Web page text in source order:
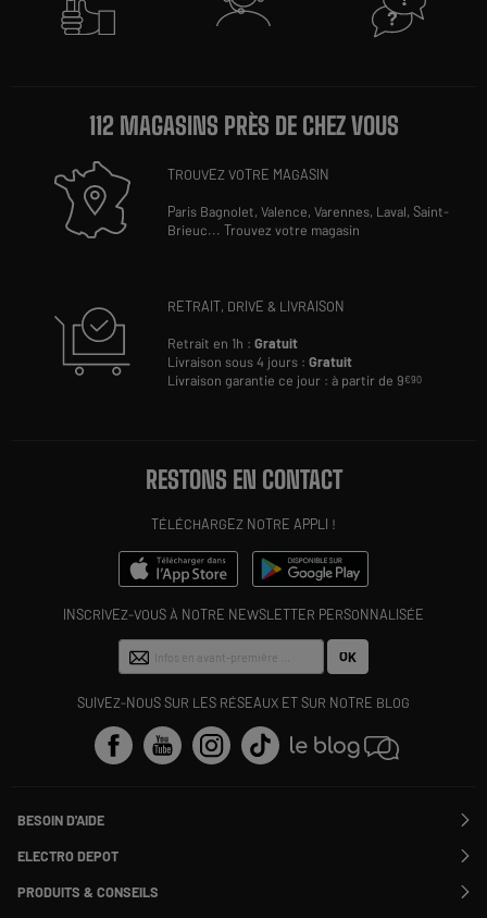
112 MAGASINS PRÈS DE CHEZ VOUS
TROUVEZ VOTRE MAGASIN
Paris Bagnolet,Valence,Varennes, Laval,Saint-
Brieuc...Trouvez votre magasin
RETRAIT, DRIVE & LIVRAISON
Retrait en 1h :Gratuit
Livraison sous 4 jours :Gratuit
Livraison garantie ce jour : à partir de 9€90
RESTONS EN CONTACT
TÉLÉCHARGEZ NOTRE APPLI !
INSCRIVEZ-VOUS À NOTRE NEWSLETTER PERSONNALISÉE
OK
SUIVEZ-NOUS SUR LES RÉSEAUX ET SUR NOTRE BLOG
BESOIN D'AIDE
Suivre ma commande
Modifier ou annuler ma commande
SAV
ELECTRO DEPOT
PRODUITS & CONSEILS